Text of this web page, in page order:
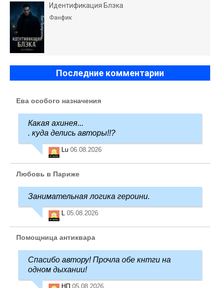
Идентификация Блэка
Фанфик
Последние комментарии
Ева особого назначения
Какая ахинея...
. куда делись авторы!!?
Lu 06.08.2026
Любовь в Париже
Занимательная логика героини.
05.08.2026
Помощница антиквара
Спасибо автору! Прочла обе кнтги на
одном дыхании!
НП 05.08.2026